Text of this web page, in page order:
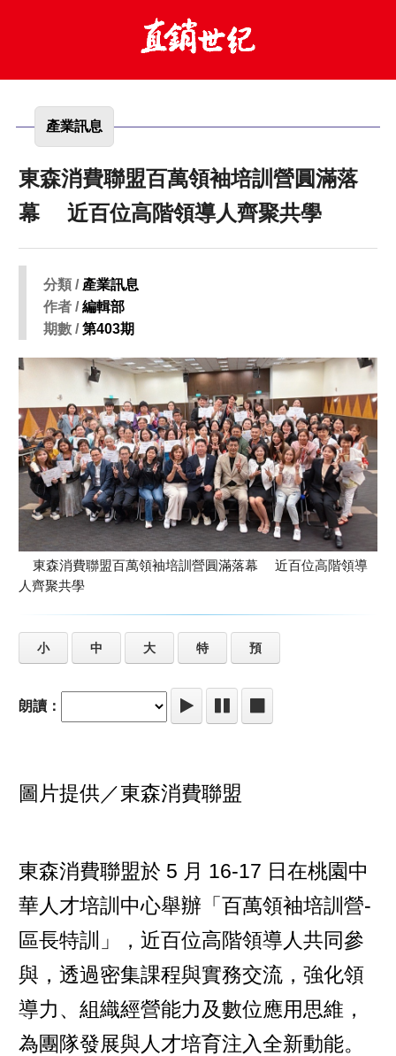
產業訊息
東森消費聯盟百萬領袖培訓營圓滿落
幕 近百位高階領導人齊聚共學
分類 / 產業訊息
作者 /編輯部
期數 /第403期
東森消費聯盟百萬領袖培訓營圓滿落幕 近百位高階領導
人齊聚共學
小 中 大 特 預
朗讀：
圖片提供／東森消費聯盟
東森消費聯盟於 5 月 16-17 日在桃園中
華人才培訓中心舉辦「百萬領袖培訓營-
區長特訓」，近百位高階領導人共同參
與，透過密集課程與實務交流，強化領
導力、組織經營能力及數位應用思維，
為團隊發展與人才培育注入全新動能。